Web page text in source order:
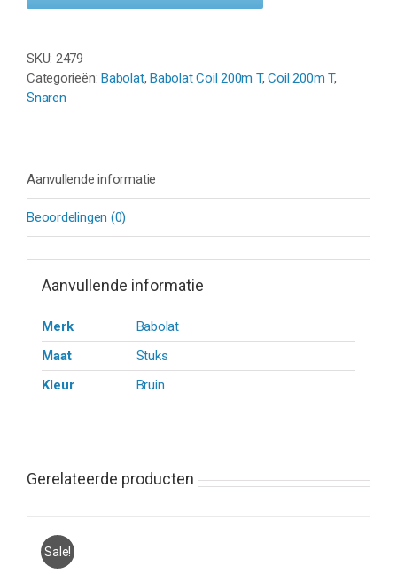
200M
aantal
SKU: 2479
Categorieën: Babolat, Babolat Coil 200m T,Coil 200m T,
Snaren
Aanvullende informatie
Beoordelingen (0)
Aanvullende informatie
Merk
Babolat
Maat
Stuks
Kleur
Bruin
Gerelateerde producten
Sale!